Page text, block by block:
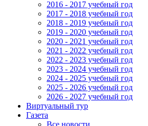
2016 - 2017 учебный год
2017 - 2018 учебный год
2018 - 2019 учебный год
2019 - 2020 учебный год
2020 - 2021 учебный год
2021 - 2022 учебный год
2022 - 2023 учебный год
2023 - 2024 учебный год
2024 - 2025 учебный год
2025 - 2026 учебный год
2026 - 2027 учебный год
Виртуальный тур
Газета
Все новости